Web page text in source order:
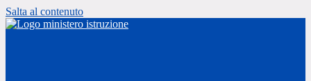
Salta al contenuto